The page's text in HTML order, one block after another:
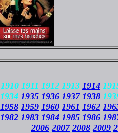
1910 1911 1912 1913 1914
1934 1935 1936 1937 1938
1958 1959 1960 1961 1962
1982 1983 1984 1985 1986
2006 2007 2008 2009